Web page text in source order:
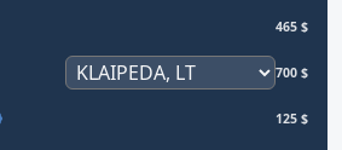
465 $
700 $
125 $